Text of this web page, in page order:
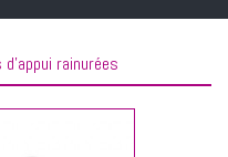
d'appui rainurées